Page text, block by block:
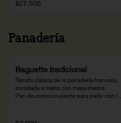
$27.500
Panadería
Baguette tradicional
Receta clásica de la panadería francesa,
enrollada a mano con masa madre.
Pan de costra crujiente para partir con la